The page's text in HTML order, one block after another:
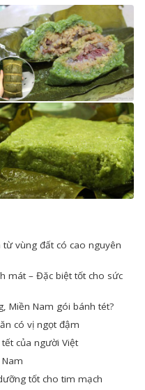
vùng đất có cao nguyên
mát – Đặc biệt tốt cho sức
Miền Nam gói bánh tét?
có vị ngọt đậm
của người Việt
tốt cho tim mạch